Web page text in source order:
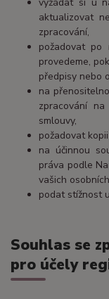
aktualizovat
zpracování,
požadovat po
provedeme,
předpisy nebo
na
zpracování
smlouvy,
požadovat
na účinnou
práva podle
vašich
podat stížnost
Souhlas se
pro účely